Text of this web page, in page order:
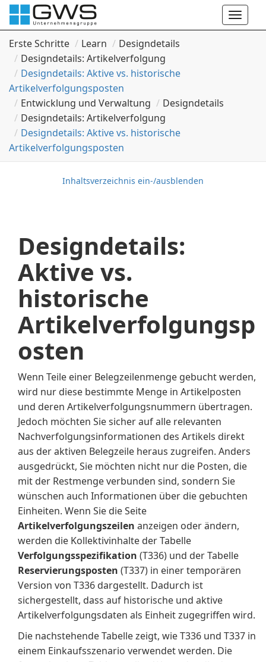
Toggle
Erste Schritte
Learn
Designdetails
Designdetails: Artikelverfolgung
Designdetails: Aktive vs. historische
Artikelverfolgungsposten
Entwicklung und Verwaltung
Designdetails
Designdetails: Artikelverfolgung
Designdetails: Aktive vs. historische
Artikelverfolgungsposten
Inhaltsverzeichnis ein-/ausblenden
Designdetails:
Aktive vs.
historische
Artikelverfolgungsp
osten
Wenn Teile einer Belegzeilenmenge gebucht werden,
wird nur diese bestimmte Menge in Artikelposten
und deren Artikelverfolgungsnummern übertragen.
Jedoch möchten Sie sicher auf alle relevanten
Nachverfolgungsinformationen des Artikels direkt
aus der aktiven Belegzeile heraus zugreifen. Anders
ausgedrückt, Sie möchten nicht nur die Posten, die
mit der Restmenge verbunden sind, sondern Sie
wünschen auch Informationen über die gebuchten
Einheiten. Wenn Sie die Seite
Artikelverfolgungszeilen anzeigen oder ändern,
werden die Kollektivinhalte der Tabelle
Verfolgungsspezifikation (T336) und der Tabelle
Reservierungsposten (T337) in einer temporären
Version von T336 dargestellt. Dadurch ist
sichergestellt, dass auf historische und aktive
Artikelverfolgungsdaten als Einheit zugegriffen wird.
Die nachstehende Tabelle zeigt, wie T336 und T337 in
einem Einkaufsszenario verwendet werden. Die